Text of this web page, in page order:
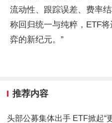
流动性、跟踪误差、费率
称回归统一与纯粹，ETF
弈的新纪元。”
推荐内容
头部公募集体出手 ETF掀起“